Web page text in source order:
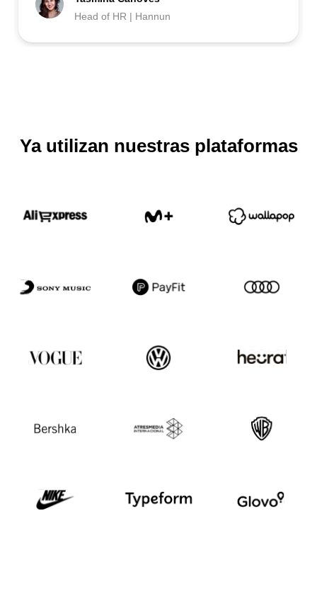
Head of HR | Hannun
Ya utilizan nuestras plataformas